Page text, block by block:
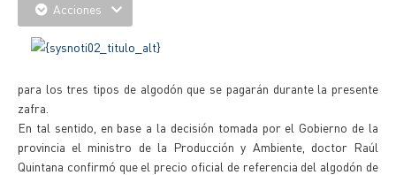
Acciones
para los tres tipos de algodón que se pagarán durante la presente
zafra.
En tal sentido, en base a la decisión tomada por el Gobierno de la
provincia el ministro de la Producción y Ambiente, doctor Raúl
Quintana confirmó que el precio oficial de referencia del algodón de